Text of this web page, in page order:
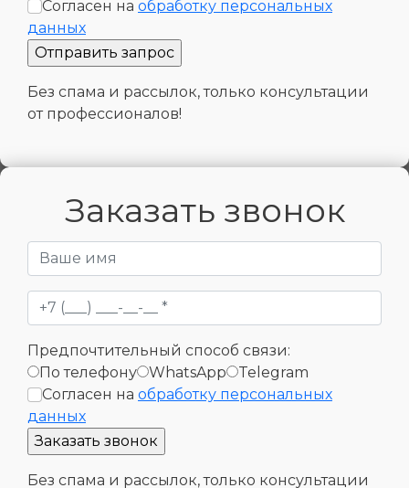
Согласен на обработку персональных
данных
Без спама и рассылок, только консультации
от профессионалов!
Заказать звонок
Предпочтительный способ связи:
По телефону
WhatsApp
Telegram
Согласен на обработку персональных
данных
Без спама и рассылок, только консультации